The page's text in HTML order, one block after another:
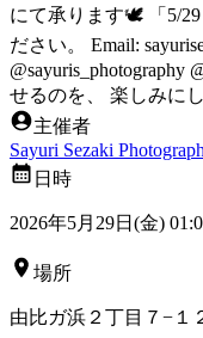
にて承ります🕊️ 「5/
ださい。 Email:
せるのを、 楽しみに
主催者
Sayuri Sezaki
日時
2026年5月29日(金)
場所
由比ガ浜２丁目７−１